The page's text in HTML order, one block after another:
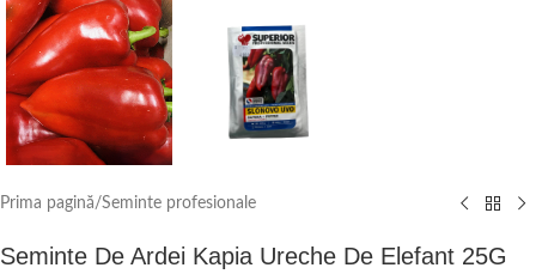
Prima pagină/Seminte profesionale
Seminte De Ardei Kapia Ureche De Elefant 25G